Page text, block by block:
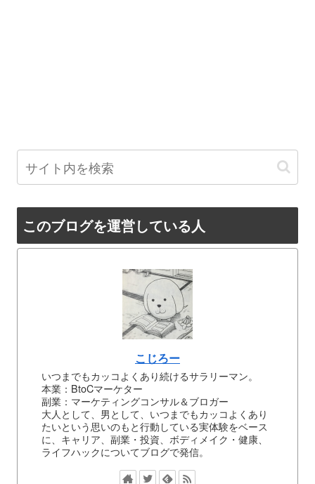
このブログを運営している人
こじろー
いつまでもカッコよくあり続けるサラリーマン。
本業：BtoCマーケター
副業：マーケティングコンサル＆ブロガー
大人として、男として、いつまでもカッコよくあり
たいという思いのもと行動している実体験をベース
に、キャリア、副業・投資、ボディメイク・健康、
ライフハックについてブログで発信。